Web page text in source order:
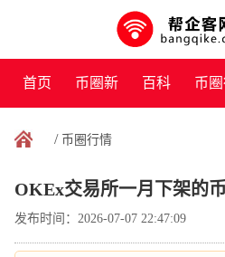
首页 币圈新
闻
百科 币
/ 币圈行情
OKEx交易所一月下架的
发布时间：2026-07-07 22:47:09